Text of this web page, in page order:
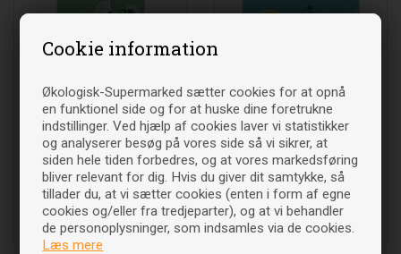
Cookie information
Økologisk-Supermarked sætter cookies for at opnå
en funktionel side og for at huske dine foretrukne
indstillinger. Ved hjælp af cookies laver vi statistikker
og analyserer besøg på vores side så vi sikrer, at
siden hele tiden forbedres, og at vores markedsføring
bliver relevant for dig. Hvis du giver dit samtykke, så
tillader du, at vi sætter cookies (enten i form af egne
cookies og/eller fra tredjeparter), og at vi behandler
de personoplysninger, som indsamles via de cookies.
Læs mere
Natracare trusseindlæg
(åndbar) - 30 stk -
DISCOUNT PRIS
28 00 DKK
Læg i indkøbsvognen
Regular bind m. vinger - 14
stk - Natracare
3400 DKK
Læg i indkøbsvognen